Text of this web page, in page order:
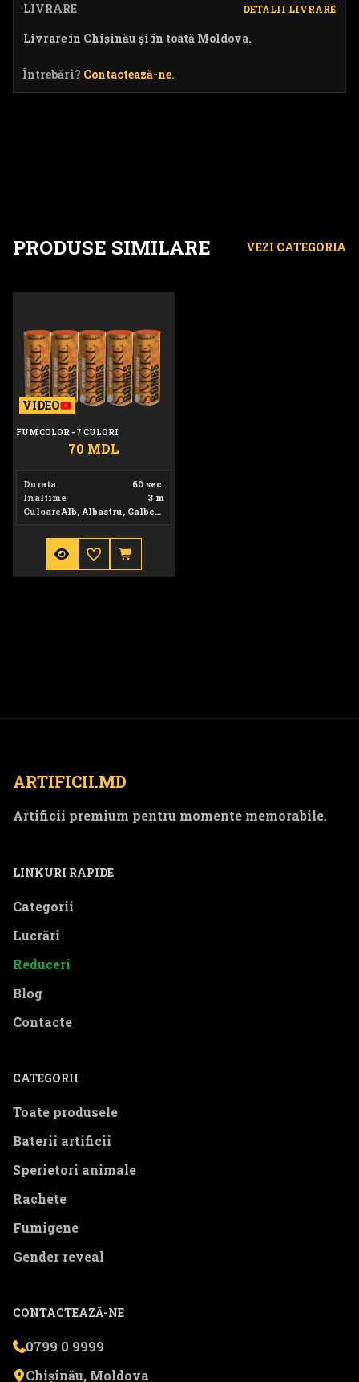
LIVRARE DETALII LIVRARE
Livrare în Chișinău și în toată Moldova.
Întrebări? Contactează-ne.
PRODUSE SIMILARE VEZI CATEGORIA
VIDEO
FUM COLOR - 7 CULORI
70 MDL
Durata
60 sec.
Inaltime
3 m
Culoare
Alb, Albastru, Galben, Negru, Orange, Roșu, Verde
ARTIFICII.MD
Artificii premium pentru momente memorabile.
LINKURI RAPIDE
Categorii
Lucrări
Reduceri
Blog
Contacte
CATEGORII
Toate produsele
Baterii artificii
Sperietori animale
Rachete
Fumigene
Gender reveal
CONTACTEAZĂ-NE
0799 0 9999
Chișinău, Moldova